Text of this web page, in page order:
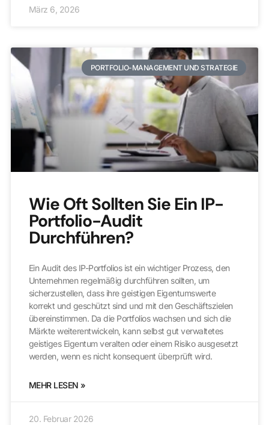
März 6, 2026
PORTFOLIO-MANAGEMENT UND STRATEGIE
Wie Oft Sollten Sie Ein IP-
Portfolio-Audit
Durchführen?
Ein Audit des IP-Portfolios ist ein wichtiger Prozess, den
Unternehmen regelmäßig durchführen sollten, um
sicherzustellen, dass ihre geistigen Eigentumswerte
korrekt und geschützt sind und mit den Geschäftszielen
übereinstimmen. Da die Portfolios wachsen und sich die
Märkte weiterentwickeln, kann selbst gut verwaltetes
geistiges Eigentum veralten oder einem Risiko ausgesetzt
werden, wenn es nicht konsequent überprüft wird.
MEHR LESEN »
20. Februar 2026